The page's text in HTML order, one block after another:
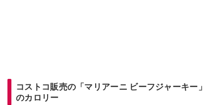
コストコ販売の「マリアーニ ビーフジャーキー」
のカロリー